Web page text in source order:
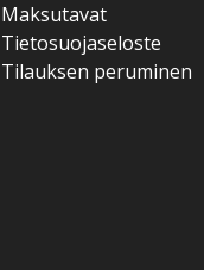
Maksutavat
Tietosuojaseloste
Tilauksen peruminen